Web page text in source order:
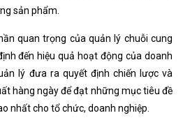
sản phẩm.
quan trọng của quản lý chuỗi cung
đến hiệu quả hoạt động của doanh
lý đưa ra quyết định chiến lược và
hàng ngày để đạt những mục tiêu đề
nhất cho tổ chức, doanh nghiệp.